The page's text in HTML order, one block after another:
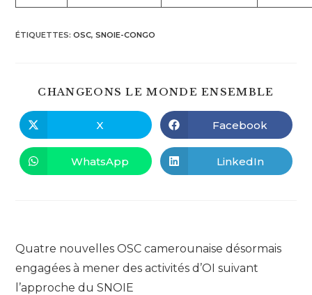
ÉTIQUETTES:OSC, SNOIE-CONGO
CHANGEONS LE MONDE ENSEMBLE
Ouvrir
dans
une
autre
fenêtre
X Ouvrir
dans
une
autre
fenêtre
Facebook
Ouvrir
dans
WhatsApp Ouvrir
dans
LinkedIn
articles
Quatre nouvelles OSC camerounaise désormais
engagées à mener des activités d’OI suivant
l’approche du SNOIE